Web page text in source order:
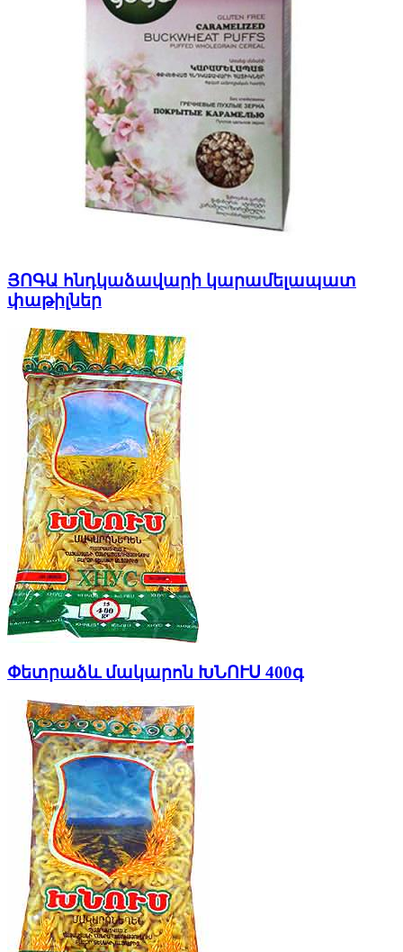
ՅՈԳԱ հնդկաձավարի կարամելապատ
փաթիլներ
Փետրաձև մակարոն ԽՆՈՒՍ 400գ